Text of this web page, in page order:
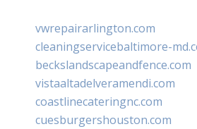
vwrepairarlington.com
cleaningservicebaltimore-
beckslandscapeandfence.com
vistaaltadelveramendi.com
coastlinecateringnc.com
cuesburgershouston.com